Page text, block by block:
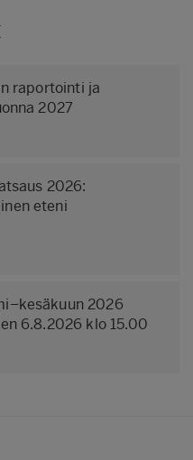
raportointi ja
2027
2026:
eteni
2026
6.8.2026 klo 15.00